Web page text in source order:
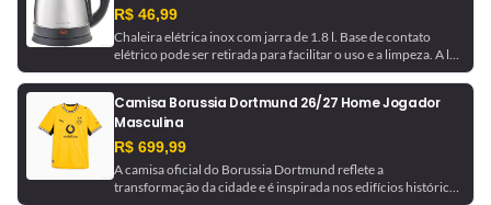
R$ 46,99
Chaleira elétrica inox com jarra de 1.8 l. Base de contato
elétrico pode ser retirada para facilitar o uso e a limpeza. A luz
indicadora avisa quando a chaleira está em funcionamento e
desliga automaticamente ao ferver a água.
Camisa Borussia Dortmund 26/27 Home Jogador
Masculina
R$ 699,99
A camisa oficial do Borussia Dortmund reflete a
transformação da cidade e é inspirada nos edifícios históricos